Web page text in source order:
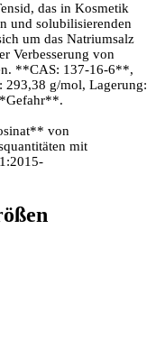
das in Kosmetik
und solubilisierenden
um das Natriumsalz
Verbesserung von
**CAS: 137-16-6**,
293,38 g/mol, Lagerung:
von
mit